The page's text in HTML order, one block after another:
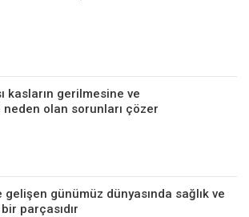
kasların gerilmesine ve
olan sorunları çözer
gelişen günümüz dünyasında sağlık ve
parçasıdır